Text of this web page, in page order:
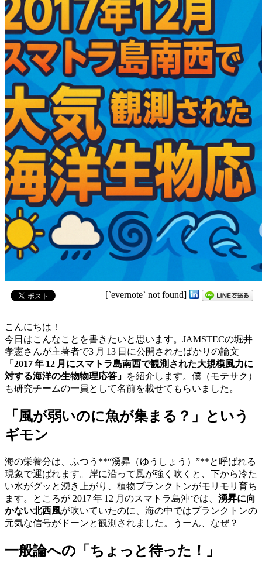
[`evernote` not found]
こんにちは！
今日はこんなことを書きたいと思います。JAMSTECの堀井
孝憲さんが主著者で3 月 13 日に公開されたばかりの論文
「2017 年 12 月にスマトラ島南西で観測された大規模風力に
対する海洋の生物物理応答」 を紹介します。僕（モテサク）
も研究チームの一員として名前を載せてもらいました。
「風が弱いのに魚が集まる？」という
ギモン
海の栄養分は、ふつう**“湧昇（ゆうしょう）”**と呼ばれる
現象で運ばれます。岸に沿って風が強く吹くと、下から冷た
い水がグッと湧き上がり、植物プランクトンがモリモリ育ち
ます。ところが 2017 年 12 月のスマトラ島沖では、 湧昇に向
かない北西風が吹いていたのに、海の中ではプランクトンの
元気な信号がドーンと観測されました。うーん、なぜ？
一般論への「ちょっと待った！」